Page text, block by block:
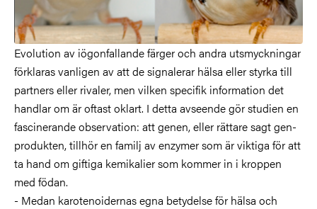
Evolution av iögonfallande färger och andra utsmyckningar
förklaras vanligen av att de signalerar hälsa eller styrka till
partners eller rivaler, men vilken specifik information det
handlar om är oftast oklart. I detta avseende gör studien en
fascinerande observation: att genen, eller rättare sagt gen-
produkten, tillhör en familj av enzymer som är viktiga för att
ta hand om giftiga kemikalier som kommer in i kroppen
med födan.
- Medan karotenoidernas egna betydelse för hälsa och